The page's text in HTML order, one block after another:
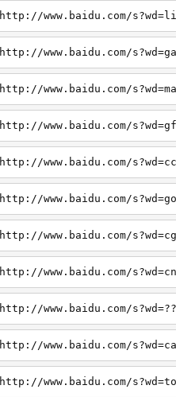
http://www.baidu.com/
http://www.baidu.com/
http://www.baidu.com/
http://www.baidu.com/
http://www.baidu.com/
http://www.baidu.com/
http://www.baidu.com/
http://www.baidu.com/
http://www.baidu.com/
http://www.baidu.com/
http://www.baidu.com/